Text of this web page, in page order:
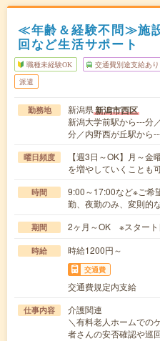
≪年齢＆経験不問≫施
回など生活サポート
職種未経験OK 交通費別途支給あり
派遣
勤務地 新潟県新潟市西区
新潟大学前駅から---分
分／内野西が丘駅から
曜日頻度
【週3日～OK】月～
を増やしていくことも
時間
9:00～17:00など※ご希
勤、夜勤のみ、変則的
期間 2ヶ月～OK ※スタート
時給 時給1200円～
交通費
交通費規定内支給
仕事内容
介護関連
＼有料老人ホームで
者さんの安否確認や巡